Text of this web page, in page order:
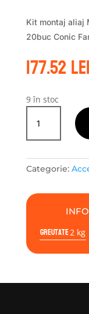
Kit montaj aliaj
20buc Conic
177.52lei
9 în stoc
Cantitate
montaj
M14X1.50
28mm
17
Conic
Categorie:
Greutate2 kg